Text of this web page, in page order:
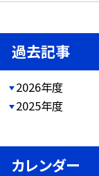
過去記事
2026年度
2025年度
カレンダー